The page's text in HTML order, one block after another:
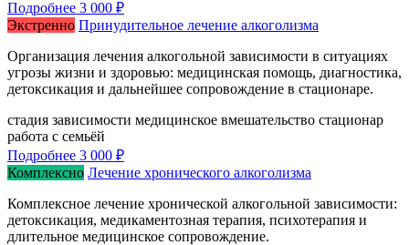
Подробнее 3 000 ₽
Экстренно Принудительное лечение алкоголизма
Организация лечения алкогольной зависимости в ситуациях
угрозы жизни и здоровью: медицинская помощь, диагностика,
детоксикация и дальнейшее сопровождение в стационаре.
стадия зависимости медицинское вмешательство стационар
работа с семьёй
Подробнее 3 000 ₽
Комплексно Лечение хронического алкоголизма
Комплексное лечение хронической алкогольной зависимости:
детоксикация, медикаментозная терапия, психотерапия и
длительное медицинское сопровождение.